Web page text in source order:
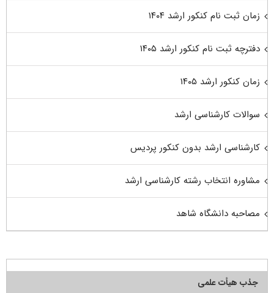
زمان ثبت نام کنکور ارشد ۱۴۰۴
دفترچه ثبت نام کنکور ارشد ۱۴۰۵
زمان کنکور ارشد ۱۴۰۵
سوالات کارشناسی ارشد
کارشناسی ارشد بدون کنکور پردیس
مشاوره انتخاب رشته کارشناسی ارشد
مصاحبه دانشگاه شاهد
جذب هیأت علمی